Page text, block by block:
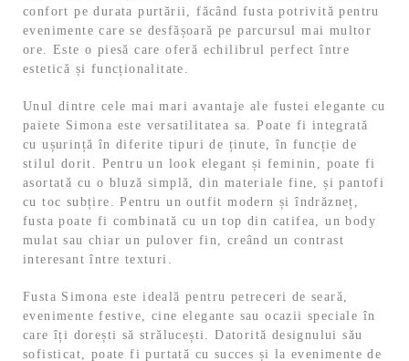
confort pe durata purtării, făcând fusta potrivită pentru
evenimente care se desfășoară pe parcursul mai multor
ore. Este o piesă care oferă echilibrul perfect între
estetică și funcționalitate.
Unul dintre cele mai mari avantaje ale fustei elegante cu
paiete Simona este versatilitatea sa. Poate fi integrată
cu ușurință în diferite tipuri de ținute, în funcție de
stilul dorit. Pentru un look elegant și feminin, poate fi
asortată cu o bluză simplă, din materiale fine, și pantofi
cu toc subțire. Pentru un outfit modern și îndrăzneț,
fusta poate fi combinată cu un top din catifea, un body
mulat sau chiar un pulover fin, creând un contrast
interesant între texturi.
Fusta Simona este ideală pentru petreceri de seară,
evenimente festive, cine elegante sau ocazii speciale în
care îți dorești să strălucești. Datorită designului său
sofisticat, poate fi purtată cu succes și la evenimente de